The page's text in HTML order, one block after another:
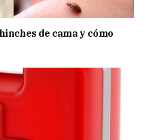
de cama y cómo